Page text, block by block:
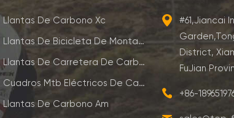
Llantas De Carbono Xc
Llantas De Bicicleta De Montaña De Carbono
Llantas De Carretera De Carbono
Cuadros Mtb Eléctricos De Carbono
Llantas De Carbono Am
#61,Jiancai
District,
FuJian
+86-